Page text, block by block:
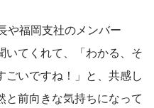
や福岡支社のメンバー
いてくれて、「わかる、そ
ごいですね！」と、共感し
と前向きな気持ちになって